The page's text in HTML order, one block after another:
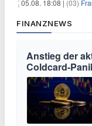
05.08. 18:08 | (03)
FINANZNEWS
Anstieg der
Coldcard-